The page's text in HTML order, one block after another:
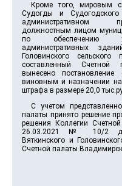
Кроме того, мировым
Судогды и
административном
должностным лицом
по обеспечению
административных
Головинского сельского
составленный Счетной
вынесено
виновным и назначении
штрафа в размере 20,0
С учетом
палаты принято решение
решения Коллегии
26.03.2021 № 10/2 до
Вяткинского и
Счетной палаты